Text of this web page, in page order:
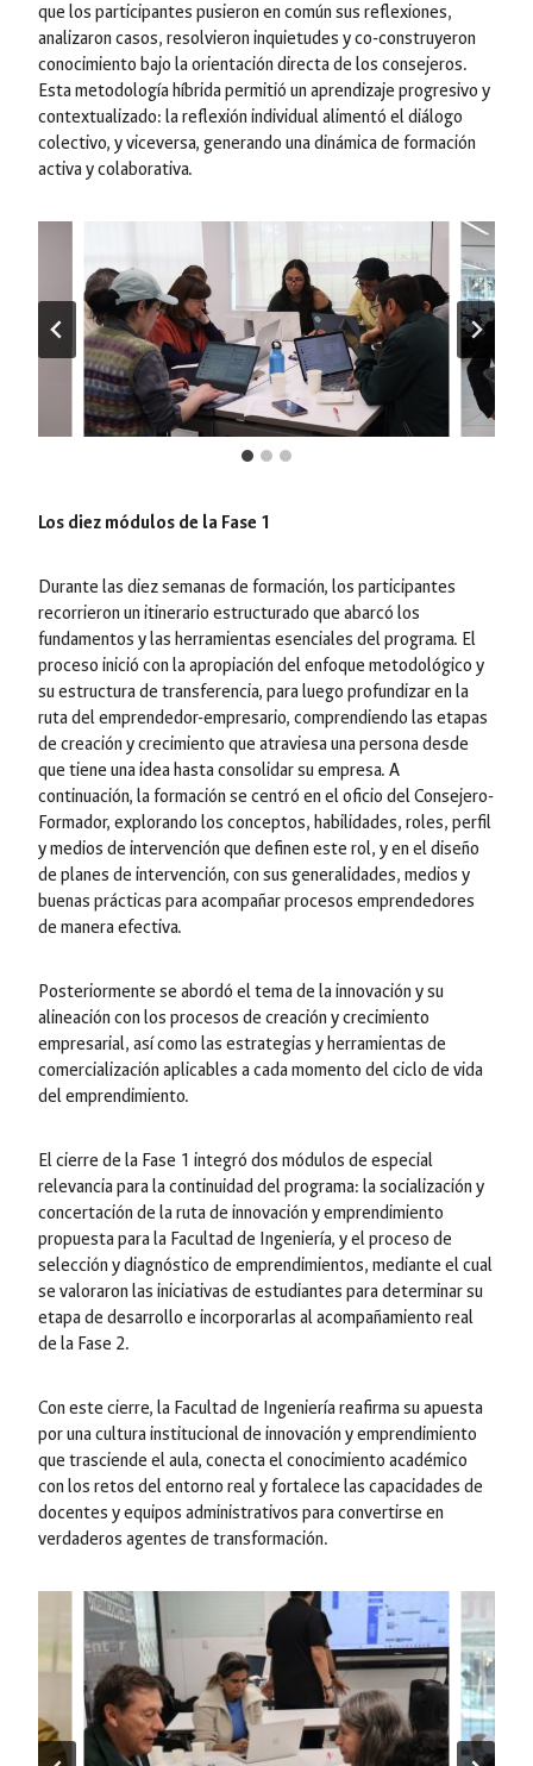
que los participantes pusieron en común sus reflexiones,
analizaron casos, resolvieron inquietudes y co-construyeron
conocimiento bajo la orientación directa de los consejeros.
Esta metodología híbrida permitió un aprendizaje progresivo y
contextualizado: la reflexión individual alimentó el diálogo
colectivo, y viceversa, generando una dinámica de formación
activa y colaborativa.
Los diez módulos de la Fase 1
Durante las diez semanas de formación, los participantes
recorrieron un itinerario estructurado que abarcó los
fundamentos y las herramientas esenciales del programa. El
proceso inició con la apropiación del enfoque metodológico y
su estructura de transferencia, para luego profundizar en la
ruta del emprendedor-empresario, comprendiendo las etapas
de creación y crecimiento que atraviesa una persona desde
que tiene una idea hasta consolidar su empresa. A
continuación, la formación se centró en el oficio del Consejero-
Formador, explorando los conceptos, habilidades, roles, perfil
y medios de intervención que definen este rol, y en el diseño
de planes de intervención, con sus generalidades, medios y
buenas prácticas para acompañar procesos emprendedores
de manera efectiva.
Posteriormente se abordó el tema de la innovación y su
alineación con los procesos de creación y crecimiento
empresarial, así como las estrategias y herramientas de
comercialización aplicables a cada momento del ciclo de vida
del emprendimiento.
El cierre de la Fase 1 integró dos módulos de especial
relevancia para la continuidad del programa: la socialización y
concertación de la ruta de innovación y emprendimiento
propuesta para la Facultad de Ingeniería, y el proceso de
selección y diagnóstico de emprendimientos, mediante el cual
se valoraron las iniciativas de estudiantes para determinar su
etapa de desarrollo e incorporarlas al acompañamiento real
de la Fase 2.
Con este cierre, la Facultad de Ingeniería reafirma su apuesta
por una cultura institucional de innovación y emprendimiento
que trasciende el aula, conecta el conocimiento académico
con los retos del entorno real y fortalece las capacidades de
docentes y equipos administrativos para convertirse en
verdaderos agentes de transformación.